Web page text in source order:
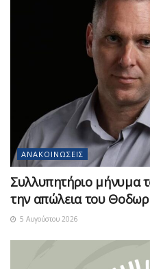
ΑΝΑΚΟΙΝΏΣΕΙΣ
Συλλυπητήριο μήνυμα
την απώλεια του
5 Αυγούστου 2026